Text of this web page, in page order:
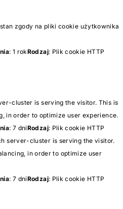
zgody na pliki cookie użytkownika
: 1 rokRodzaj: Plik cookie HTTP
cluster is serving the visitor. This is
in order to optimize user experience.
: 7 dniRodzaj: Plik cookie HTTP
server-cluster is serving the visitor.
in order to optimize user
: 7 dniRodzaj: Plik cookie HTTP